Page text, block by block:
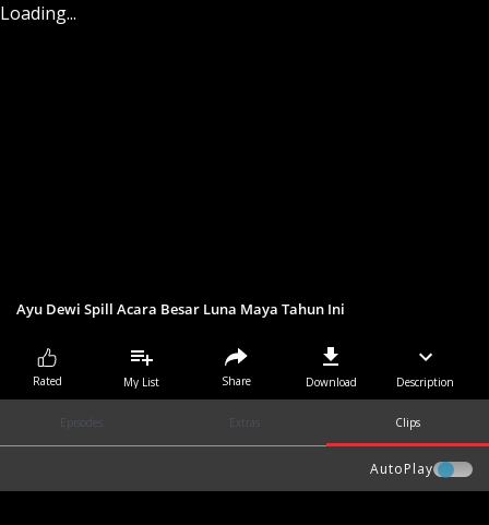
Loading...
Ayu Dewi Spill Acara Besar Luna Maya Tahun Ini
Rated My List Share Download Description
Episodes Extras Clips
AutoPlay